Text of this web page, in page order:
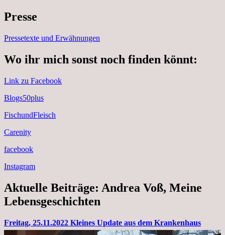
Presse
Pressetexte und Erwähnungen
Wo ihr mich sonst noch finden könnt:
Link zu Facebook
Blogs50plus
FischundFleisch
Carenity
facebook
Instagram
Aktuelle Beiträge: Andrea Voß, Meine
Lebensgeschichten
Freitag, 25.11.2022 Kleines Update aus dem Krankenhaus